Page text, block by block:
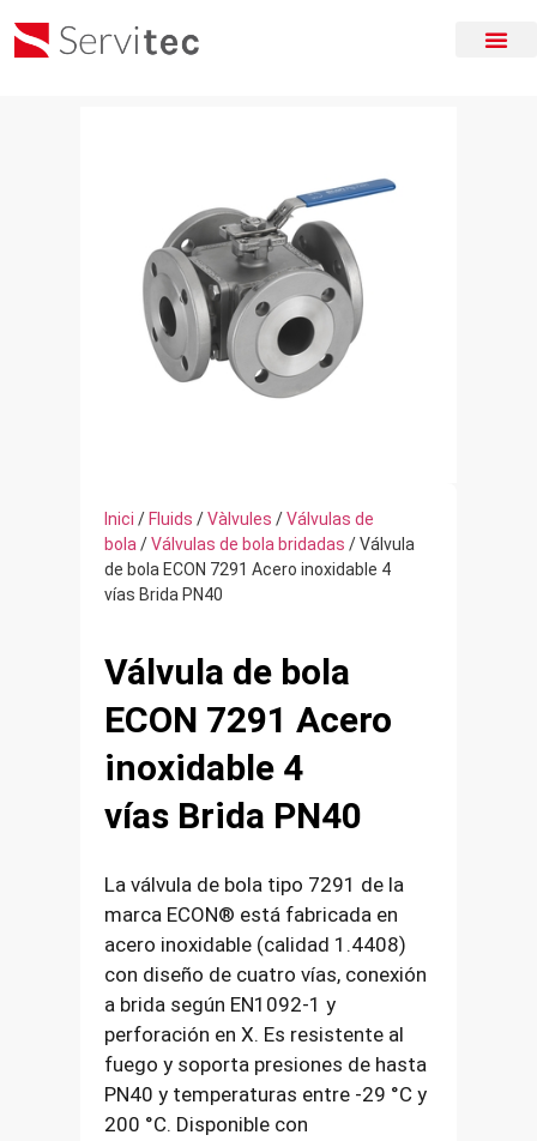
Inici /Fluids /Vàlvules /Válvulas de
bola /Válvulas de bola bridadas / Válvula
de bola ECON 7291 Acero inoxidable 4
vías Brida PN40
Válvula de bola
ECON 7291 Acero
inoxidable 4
vías Brida PN40
La válvula de bola tipo 7291 de la
marca ECON® está fabricada en
acero inoxidable (calidad 1.4408)
con diseño de cuatro vías, conexión
a brida según EN1092-1 y
perforación en X. Es resistente al
fuego y soporta presiones de hasta
PN40 y temperaturas entre -29 °C y
200 °C. Disponible con